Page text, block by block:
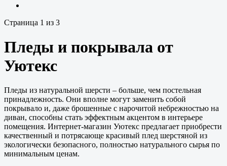
Страница 1 из 3
Пледы и покрывала от
Уютекс
Пледы из натуральной шерсти – больше, чем постельная
принадлежность. Они вполне могут заменить собой
покрывало и, даже брошенные с нарочитой небрежностью на
диван, способны стать эффектным акцентом в интерьере
помещения. Интернет-магазин Уютекс предлагает приобрести
качественный и потрясающе красивый плед шерстяной из
экологически безопасного, полностью натурального сырья по
минимальным ценам.